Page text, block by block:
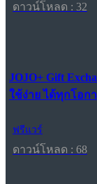
ดาวน์โหลด : 32
JOJO+ Gift
ใช้ง่าย ได้ทุกโอก
ฟรีแวร์
ดาวน์โหลด : 68